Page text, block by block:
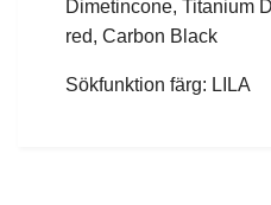
Dimetincone, Titanium
red, Carbon Black
Sökfunktion färg: LILA